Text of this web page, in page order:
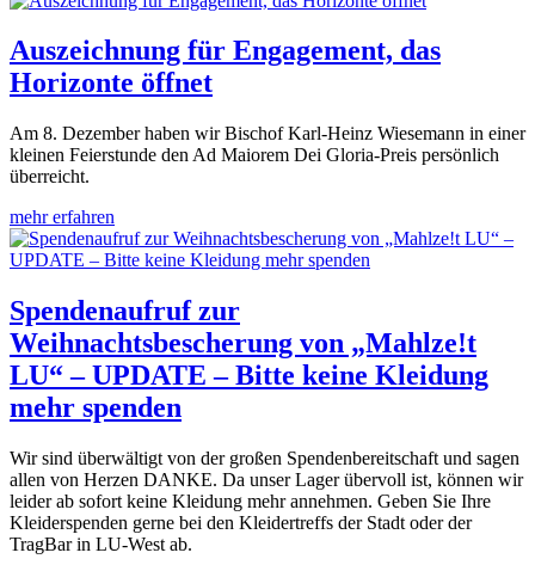
Auszeichnung für Engagement, das
Horizonte öffnet
Am 8. Dezember haben wir Bischof Karl-Heinz Wiesemann in einer
kleinen Feierstunde den Ad Maiorem Dei Gloria-Preis persönlich
überreicht.
mehr erfahren
Spendenaufruf zur
Weihnachtsbescherung von „Mahlze!t
LU“ – UPDATE – Bitte keine Kleidung
mehr spenden
Wir sind überwältigt von der großen Spendenbereitschaft und sagen
allen von Herzen DANKE. Da unser Lager übervoll ist, können wir
leider ab sofort keine Kleidung mehr annehmen. Geben Sie Ihre
Kleiderspenden gerne bei den Kleidertreffs der Stadt oder der
TragBar in LU-West ab.